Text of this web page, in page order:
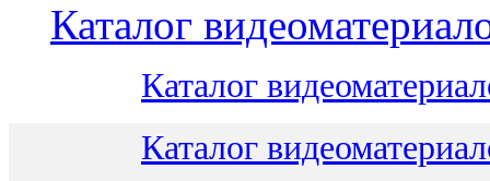
Каталог
Каталог
Каталог